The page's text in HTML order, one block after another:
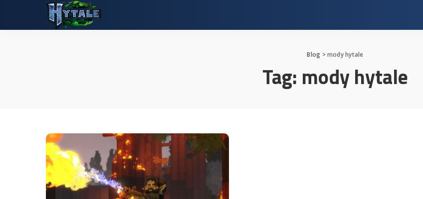
Blog >mody hytale
Tag: mody hytale